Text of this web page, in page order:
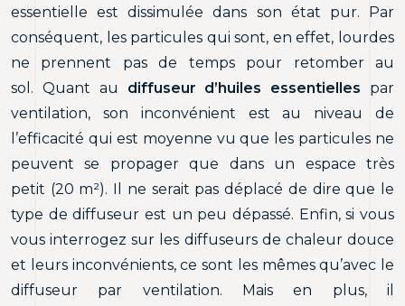
essentielle est dissimulée dans son état pur. Par
conséquent, les particules qui sont, en effet, lourdes
ne prennent pas de temps pour retomber au
sol. Quant au diffuseur d’huiles essentielles par
ventilation, son inconvénient est au niveau de
l’efficacité qui est moyenne vu que les particules ne
peuvent se propager que dans un espace très
petit (20 m²). Il ne serait pas déplacé de dire que le
type de diffuseur est un peu dépassé. Enfin, si vous
vous interrogez sur les diffuseurs de chaleur douce
et leurs inconvénients, ce sont les mêmes qu’avec le
diffuseur par ventilation. Mais en plus, il